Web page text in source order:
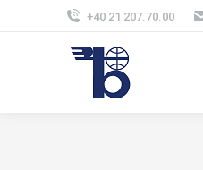
+40 21 207.70.00